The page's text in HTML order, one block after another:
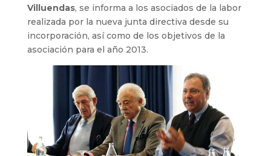
Villuendas, se informa a los asociados de la labor
realizada por la nueva junta directiva desde su
incorporación, así como de los objetivos de la
asociación para el año 2013.